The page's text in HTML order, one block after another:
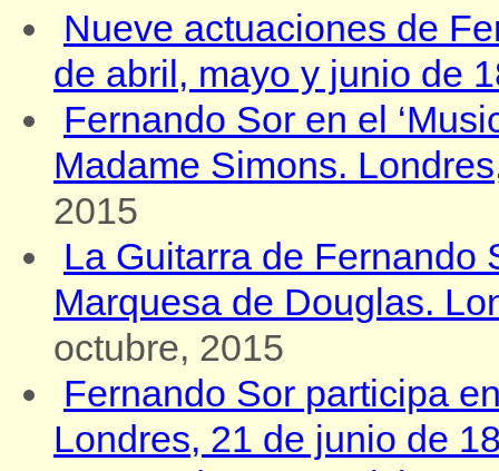
Nueve actuaciones de
de abril, mayo y junio de
Fernando Sor en el
Madame Simons.
2015
La Guitarra de Fernando
Marquesa de Douglas.
octubre, 2015
Fernando Sor participa
Londres, 21 de junio de